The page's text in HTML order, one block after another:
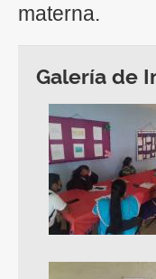
materna.
Galería de